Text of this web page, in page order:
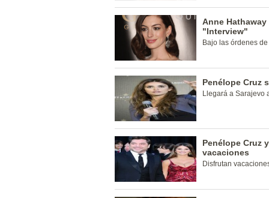
Anne
"Interview"
Bajo las órdenes
Penélope Cruz
Llegará a Sarajevo
Penélope Cruz
vacaciones
Disfrutan